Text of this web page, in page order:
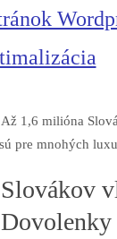
Až 1,6 milióna
pre mnohých